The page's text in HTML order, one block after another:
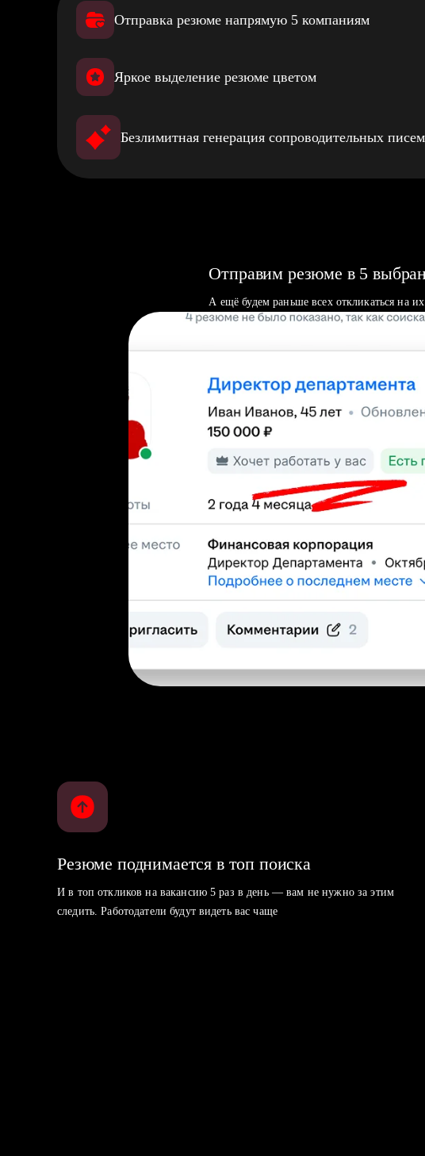
Отправка резюме напрямую 5 компаниям
Яркое выделение резюме цветом
Безлимитная генерация сопроводительных писем
Отправим резюме в 5
А ещё будем раньше всех откликаться на
Резюме поднимается в топ поиска
И в топ откликов на вакансию 5 раз в день — вам не нужно за этим
следить. Работодатели будут видеть вас чаще